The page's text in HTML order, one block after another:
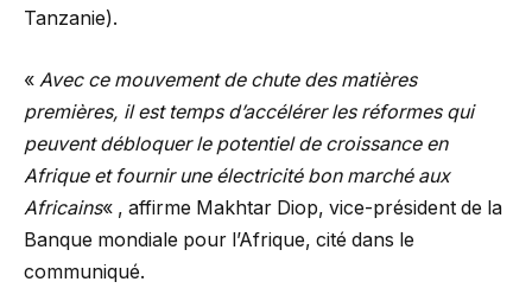
Tanzanie).
« Avec ce mouvement de chute des matières
premières, il est temps d’accélérer les réformes qui
peuvent débloquer le potentiel de croissance en
Afrique et fournir une électricité bon marché aux
Africains« , affirme Makhtar Diop, vice-président de la
Banque mondiale pour l’Afrique, cité dans le
communiqué.